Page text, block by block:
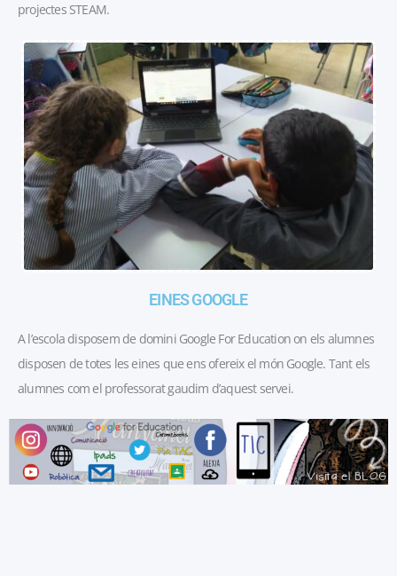
projectes STEAM.
EINES GOOGLE
A l’escola disposem de domini Google For Education on els alumnes
disposen de totes les eines que ens ofereix el món Google. Tant els
alumnes com el professorat gaudim d’aquest servei.